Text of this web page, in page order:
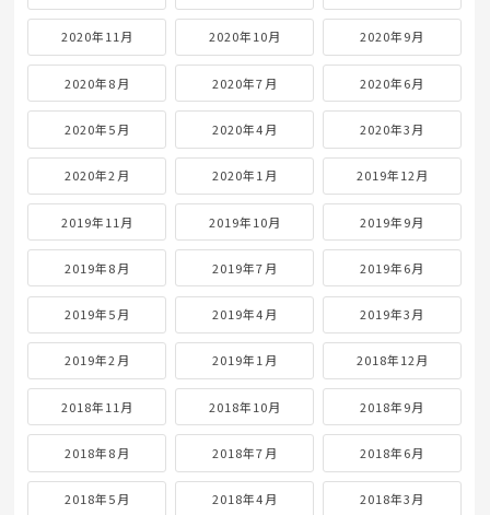
2020年11月 2020年10月 2020年9月
2020年8月 2020年7月 2020年6月
2020年5月 2020年4月 2020年3月
2020年2月 2020年1月 2019年12月
2019年11月 2019年10月 2019年9月
2019年8月 2019年7月 2019年6月
2019年5月 2019年4月 2019年3月
2019年2月 2019年1月 2018年12月
2018年11月 2018年10月 2018年9月
2018年8月 2018年7月 2018年6月
2018年5月 2018年4月 2018年3月